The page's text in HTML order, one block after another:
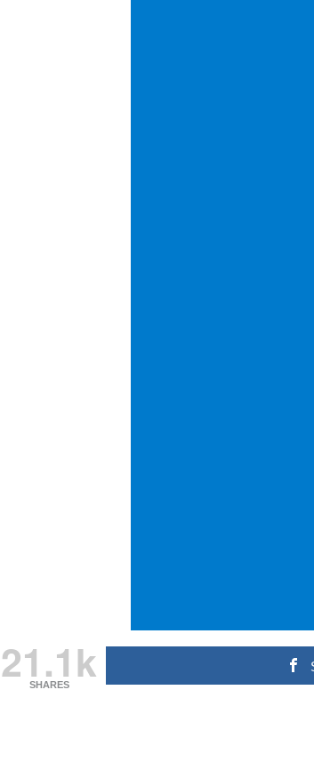
21.1k
SHARES